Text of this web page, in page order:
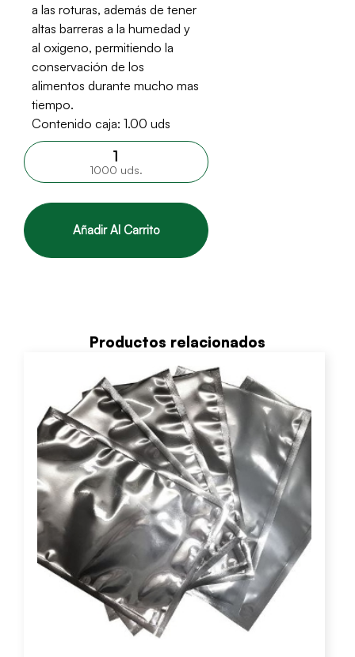
a las roturas, además de tener
altas barreras a la humedad y
al oxigeno, permitiendo la
conservación de los
alimentos durante mucho mas
tiempo.
Contenido caja: 1.00 uds
1000 uds.
Añadir Al Carrito
Productos relacionados